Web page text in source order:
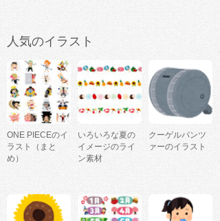
人気のイラスト
ONE PIECEのイ
ラスト（まと
め）
いろいろな夏の
イメージのライ
ン素材
クーゲルパンツ
ァーのイラスト